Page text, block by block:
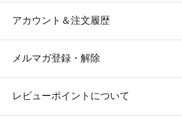
アカウント＆注文履歴
メルマガ登録・解除
レビューポイントについて